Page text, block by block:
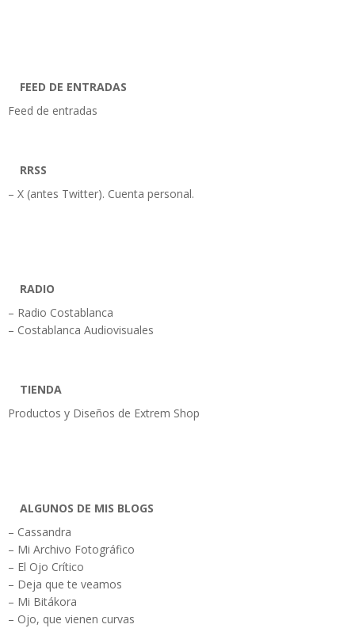
FEED DE ENTRADAS
Feed de entradas
RRSS
– X (antes Twitter). Cuenta personal.
RADIO
– Radio Costablanca
– Costablanca Audiovisuales
TIENDA
Productos y Diseños de Extrem Shop
ALGUNOS DE MIS BLOGS
– Cassandra
– Mi Archivo Fotográfico
– El Ojo Crítico
– Deja que te veamos
– Mi Bitákora
– Ojo, que vienen curvas